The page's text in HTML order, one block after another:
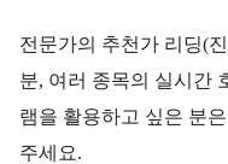
전문가의 추천가 리딩(
분, 여러 종목의 실시간
램을 활용하고 싶은 분은
주세요.